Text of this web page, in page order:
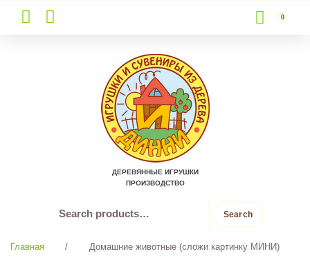
to
content
0
ДЕРЕВЯННЫЕ ИГРУШКИ
ПРОИЗВОДСТВО
for:
Search
Главная / Домашние животные (сложи картинку МИНИ)